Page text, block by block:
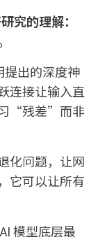
究的理解：
提出的深度神
连接让输入直
习“残差”而非
化问题，让网
它可以让所有
模型底层最